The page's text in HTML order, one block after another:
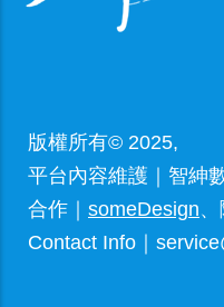
版權所有© 2025,
平台內容維護｜智紳
合作｜ someDesign
Contact Info｜